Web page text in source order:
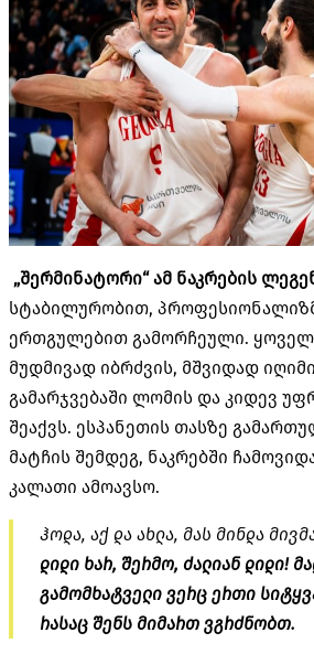
„შერმინატორი“ამ ნაკრების
სტაბილურობით,
ერთგულებით გამორჩეული.
მუდმივად იბრძვის, მშვიდად
გამარჯვებაში ლომის და კიდევ
შეაქვს. ესპანეთის თასზე
მატჩის შემდეგ, ნაკრებში
კალათი ამოავსო.
ჰოდა, აქ და ახლა, მას მინდა
დიდი ხარ, შერმო, ძალიან დიდი!
გამომხატველი ვერც ერთი
რასაც შენს მიმართ ვგრძნობთ.